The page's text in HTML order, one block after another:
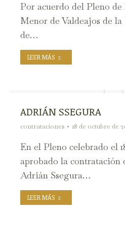
Por acuerdo del Pleno
Menor de Valdeajos de la
de…
LEER MÁS
ADRIÁN SSEGURA
contrataciones 18 de octubre de
En el Pleno celebrado el
aprobado la contratación
Adrián Ssegura…
LEER MÁS